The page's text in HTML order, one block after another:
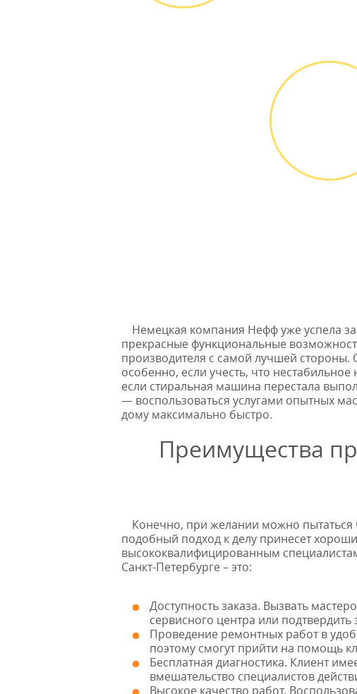
Немецкая компания Нефф уже успела
прекрасные функциональные
производителя с самой лучшей стороны.
особенно, если учесть, что
если стиральная машина перестала
— воспользоваться услугами опытных
дому максимально быстро.
Преимущества
Конечно, при желании можно пытаться
подобный подход к делу принесет
высококвалифицированным
Санкт-Петербурге – это:
Доступность заказа. Вызвать
сервисного центра или подтвердить
Проведение ремонтных работ в
поэтому смогут прийти на помощь
Бесплатная диагностика. Клиент
вмешательство специалистов
Высокое качество работ.